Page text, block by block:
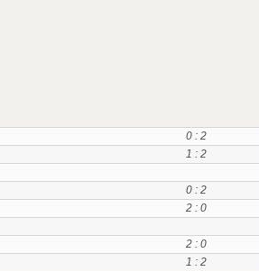
0 : 2
1 : 2
0 : 2
2 : 0
2 : 0
1 : 2